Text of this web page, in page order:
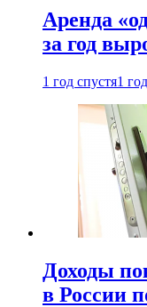
Аренда
за год
1 год спустя1
Доходы
в России